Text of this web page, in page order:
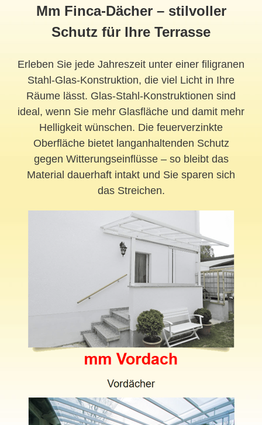
Mm Finca-Dächer – stilvoller
Schutz für Ihre Terrasse
Erleben Sie jede Jahreszeit unter einer filigranen
Stahl-Glas-Konstruktion, die viel Licht in Ihre
Räume lässt. Glas-Stahl-Konstruktionen sind
ideal, wenn Sie mehr Glasfläche und damit mehr
Helligkeit wünschen. Die feuerverzinkte
Oberfläche bietet langanhaltenden Schutz
gegen Witterungseinflüsse – so bleibt das
Material dauerhaft intakt und Sie sparen sich
das Streichen.